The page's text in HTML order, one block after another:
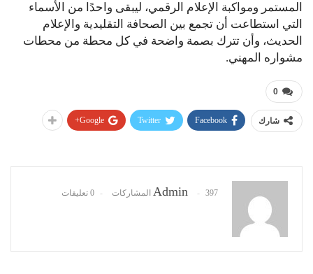
المستمر ومواكبة الإعلام الرقمي، ليبقى واحدًا من الأسماء
التي استطاعت أن تجمع بين الصحافة التقليدية والإعلام
الحديث، وأن تترك بصمة واضحة في كل محطة من محطات
مشواره المهني.
0
شارك Facebook
Twitter
Google+
Admin 397 المشاركات 0 تعليقات